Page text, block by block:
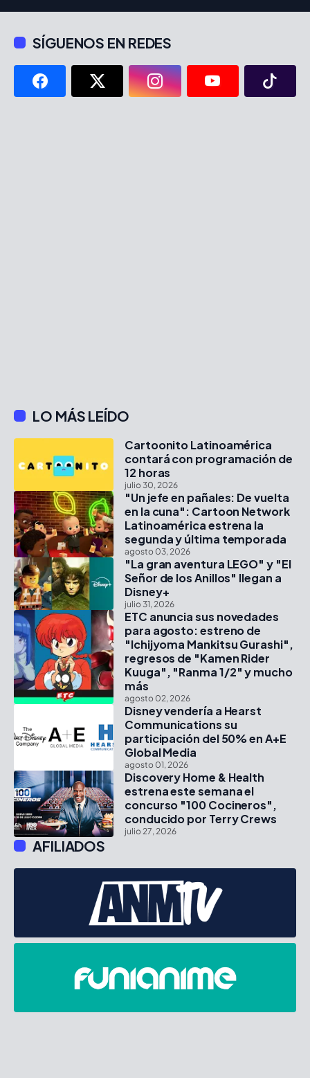
SÍGUENOS EN REDES
LO MÁS LEÍDO
Cartoonito Latinoamérica
contará con programación de
12 horas
julio 30, 2026
"Un jefe en pañales: De vuelta
en la cuna": Cartoon Network
Latinoamérica estrena la
segunda y última temporada
agosto 03, 2026
"La gran aventura LEGO" y "El
Señor de los Anillos" llegan a
Disney+
julio 31, 2026
ETC anuncia sus novedades
para agosto: estreno de
"Ichijyoma Mankitsu Gurashi",
regresos de "Kamen Rider
Kuuga", "Ranma 1/2" y mucho
más
agosto 02, 2026
Disney vendería a Hearst
Communications su
participación del 50% en A+E
Global Media
agosto 01, 2026
Discovery Home & Health
estrena este semana el
concurso "100 Cocineros",
conducido por Terry Crews
julio 27, 2026
AFILIADOS